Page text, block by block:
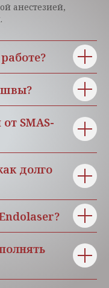
анестезией,
швы?
SMAS-
долго